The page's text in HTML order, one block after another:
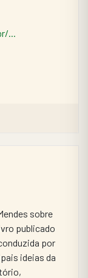
...
sobre
publicado
por
ideias da